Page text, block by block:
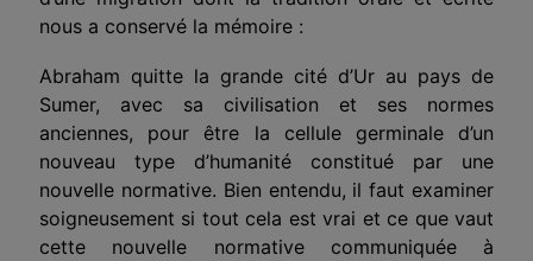
nous a conservé la mémoire :
Abraham quitte la grande cité d’Ur au pays de
Sumer, avec sa civilisation et ses normes
anciennes, pour être la cellule germinale d’un
nouveau type d’humanité constitué par une
nouvelle normative. Bien entendu, il faut examiner
soigneusement si tout cela est vrai et ce que vaut
cette nouvelle normative communiquée à